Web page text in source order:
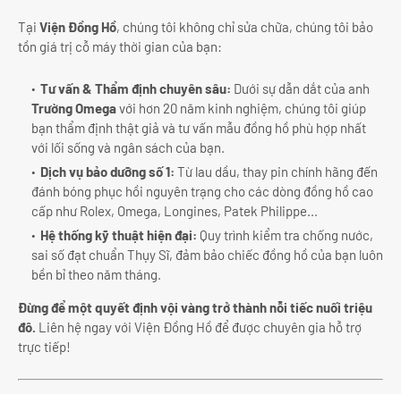
Tại Viện Đồng Hồ, chúng tôi không chỉ sửa chữa, chúng tôi bảo
tồn giá trị cỗ máy thời gian của bạn:
Tư vấn & Thẩm định chuyên sâu: Dưới sự dẫn dắt của anh
Trường Omegavới hơn 20 năm kinh nghiệm, chúng tôi giúp
bạn thẩm định thật giả và tư vấn mẫu đồng hồ phù hợp nhất
với lối sống và ngân sách của bạn.
Dịch vụ bảo dưỡng số 1: Từ lau dầu, thay pin chính hãng đến
đánh bóng phục hồi nguyên trạng cho các dòng đồng hồ cao
cấp như Rolex, Omega, Longines, Patek Philippe...
Hệ thống kỹ thuật hiện đại: Quy trình kiểm tra chống nước,
sai số đạt chuẩn Thụy Sĩ, đảm bảo chiếc đồng hồ của bạn luôn
bền bỉ theo năm tháng.
Đừng để một quyết định vội vàng trở thành nỗi tiếc nuối triệu
đô. Liên hệ ngay với Viện Đồng Hồ để được chuyên gia hỗ trợ
trực tiếp!